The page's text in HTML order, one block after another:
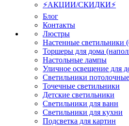
⚡АКЦИИ/СКИДКИ⚡
Блог
Контакты
Люстры
Настенные светильники
Торшеры для дома
Настольные лампы
Уличное освещение для
Светильники потолочные
Точечные светильники
Детские светильники
Светильники для ванн
Светильники для кухни
Подсветка для картин